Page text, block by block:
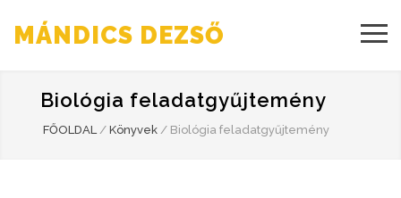
MÁNDICS DEZSŐ
Biológia feladatgyűjtemény
FŐOLDAL / Könyvek / Biológia feladatgyűjtemény